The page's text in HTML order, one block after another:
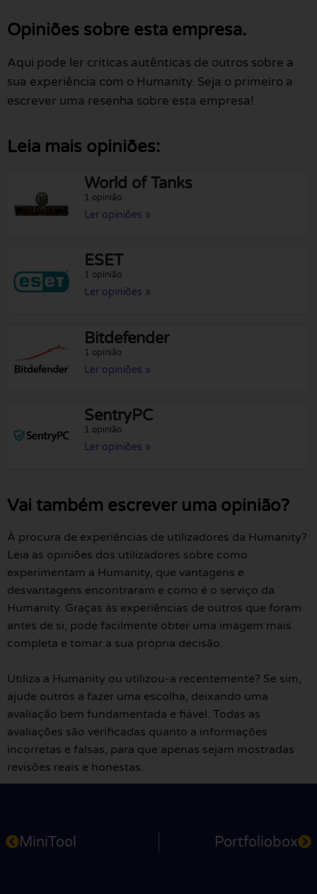
Opiniões sobre esta empresa.
Aqui pode ler críticas autênticas de outros sobre a
sua experiência com o Humanity. Seja o primeiro a
escrever uma resenha sobre esta empresa!
Leia mais opiniões:
World of Tanks
1 opinião
Ler opiniões »
ESET
1 opinião
Ler opiniões »
Bitdefender
1 opinião
Ler opiniões »
SentryPC
1 opinião
Ler opiniões »
Vai também escrever uma opinião?
À procura de experiências de utilizadores da Humanity?
Leia as opiniões dos utilizadores sobre como
experimentam a Humanity, que vantagens e
desvantagens encontraram e como é o serviço da
Humanity. Graças às experiências de outros que foram
antes de si, pode facilmente obter uma imagem mais
completa e tomar a sua própria decisão.
Utiliza a Humanity ou utilizou-a recentemente? Se sim,
ajude outros a fazer uma escolha, deixando uma
avaliação bem fundamentada e fiável. Todas as
avaliações são verificadas quanto a informações
incorretas e falsas, para que apenas sejam mostradas
revisões reais e honestas.
MiniTool Portfoliobox